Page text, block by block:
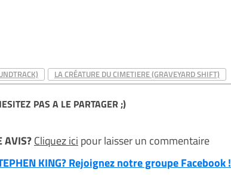
LA CRÉATURE DU CIMETIERE (GRAVEYARD SHIFT)
PAS A LE PARTAGER ;)
AVIS?Cliquez ici pour laisser un commentaire
KING? Rejoignez notre groupe Facebook !